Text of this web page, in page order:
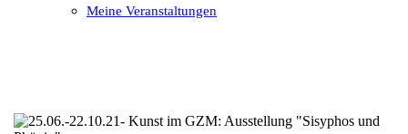
Meine Veranstaltungen